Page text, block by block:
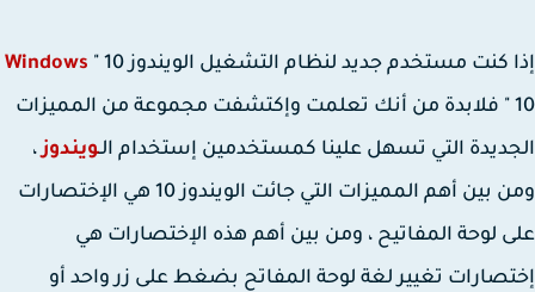
كنت مستخدم جديد لنظام التشغيل الويندوز 10 "
Windows
10 " فلابدة من أنك تعلمت وإكتشفت مجموعة من المميزات
التي تسهل علينا كمستخدمين إستخدام الـويندوز،
ومن بين أهم المميزات التي جائت الويندوز 10 هي الإختصارات
لوحة المفاتيح ، ومن بين أهم هذه الإختصارات هي
تغيير لغة لوحة المفاتح بضغط على زر واحد أو